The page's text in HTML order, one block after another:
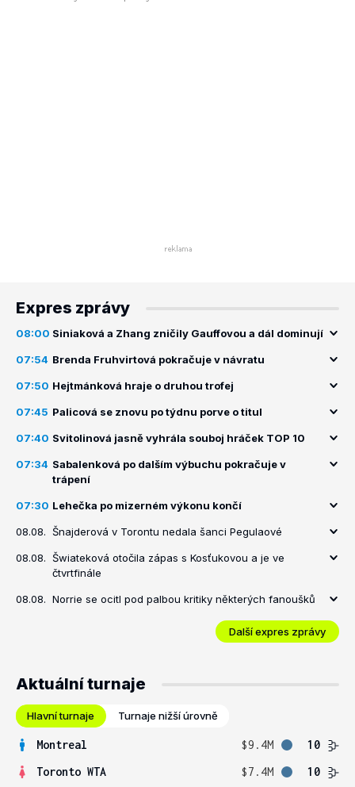
Expres zprávy
08:00 Siniaková a Zhang zničily Gauffovou a dál dominují
07:54 Brenda Fruhvirtová pokračuje v návratu
07:50 Hejtmánková hraje o druhou trofej
07:45 Palicová se znovu po týdnu porve o titul
07:40 Svitolinová jasně vyhrála souboj hráček TOP 10
07:34 Sabalenková po dalším výbuchu pokračuje v
trápení
07:30 Lehečka po mizerném výkonu končí
08.08. Šnajderová v Torontu nedala šanci Pegulaové
08.08. Šwiateková otočila zápas s Kosťukovou a je ve
čtvrtfinále
08.08. Norrie se ocitl pod palbou kritiky některých fanoušků
Další expres zprávy
Aktuální turnaje
Hlavní turnaje Turnaje nižší úrovně
Montreal $9.4M
10
Toronto WTA
$7.4M 10